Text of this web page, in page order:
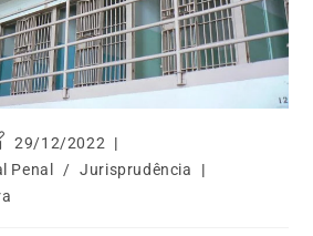
29/12/2022
Penal
/ Jurisprudência